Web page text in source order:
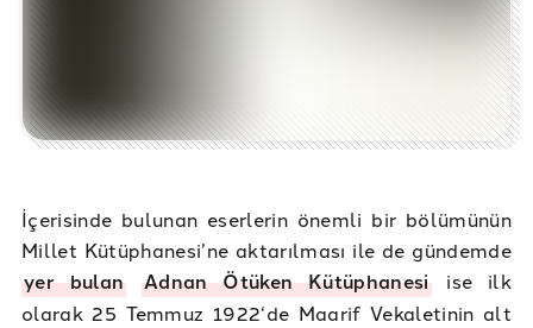
İçerisinde bulunan eserlerin önemli bir bölümünün
Millet Kütüphanesi’ne aktarılması ile de gündemde
yer bulan Adnan Ötüken Kütüphanesiise ilk
olarak 25 Temmuz 1922‘de Maarif Vekaletinin alt